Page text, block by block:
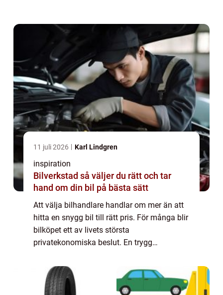
11 juli 2026 Karl Lindgren
inspiration
Bilverkstad så väljer du rätt och tar
hand om din bil på bästa sätt
Att välja bilhandlare handlar om mer än att
hitta en snygg bil till rätt pris. För många blir
bilköpet ett av livets största
privatekonomiska beslut. En trygg